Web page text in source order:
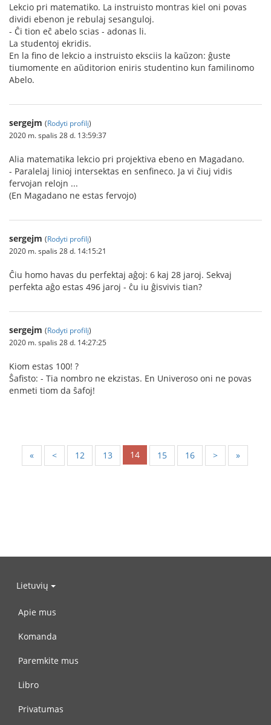
Lekcio pri matematiko. La instruisto montras kiel oni povas
dividi ebenon je rebulaj sesanguloj.
- Ĉi tion eĉ abelo scias - adonas li.
La studentoj ekridis.
En la fino de lekcio a instruisto eksciis la kaŭzon: ĝuste
tiumomente en aŭditorion eniris studentino kun familinomo
Abelo.
sergejm (Rodyti profilį)
2020 m. spalis 28 d. 13:59:37
Alia matematika lekcio pri projektiva ebeno en Magadano.
- Paralelaj linioj intersektas en senfineco. Ja vi ĉiuj vidis
fervojan relojn ...
(En Magadano ne estas fervojo)
sergejm (Rodyti profilį)
2020 m. spalis 28 d. 14:15:21
Ĉiu homo havas du perfektaj aĝoj: 6 kaj 28 jaroj. Sekvaj
perfekta aĝo estas 496 jaroj - ĉu iu ĝisvivis tian?
sergejm (Rodyti profilį)
2020 m. spalis 28 d. 14:27:25
Kiom estas 100! ?
Ŝafisto: - Tia nombro ne ekzistas. En Univeroso oni ne povas
enmeti tiom da ŝafoj!
« < 12 13 14 15 16 > »
Lietuvių
Apie mus
Komanda
Paremkite mus
Libro
Privatumas